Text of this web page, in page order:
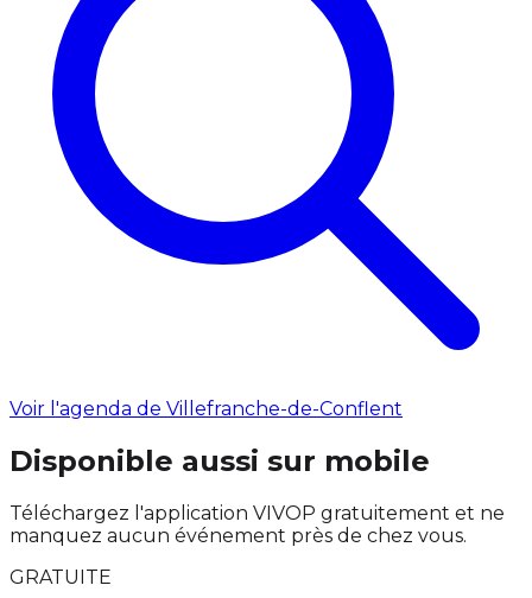
Voir l'agenda de Villefranche-de-Conflent
Disponible aussi sur mobile
Téléchargez l'application VIVOP gratuitement et ne
manquez aucun événement près de chez vous.
GRATUITE